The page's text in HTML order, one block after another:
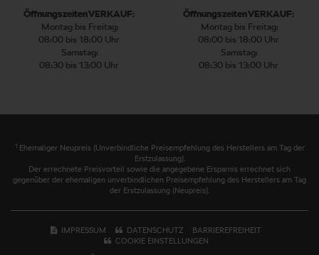
Öffnungszeiten VERKAUF:
Montag bis Freitag:
08:00 bis 18:00 Uhr
Samstag:
08:30 bis 13:00 Uhr
Öffnungszeiten VERKAUF:
Montag bis Freitag:
08:00 bis 18:00 Uhr
Samstag:
08:30 bis 13:00 Uhr
1Ehemaliger Neupreis (Unverbindliche Preisempfehlung des Herstellers am Tag der
Erstzulassung).
Der errechnete Preisvorteil sowie die angegebene Ersparnis errechnet sich
gegenüber der ehemaligen unverbindlichen Preisempfehlung des Herstellers am Tag
der Erstzulassung (Neupreis).
IMPRESSUM DATENSCHUTZ
BARRIEREFREIHEIT
COOKIE EINSTELLUNGEN